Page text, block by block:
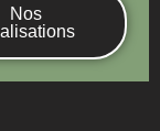
Nos